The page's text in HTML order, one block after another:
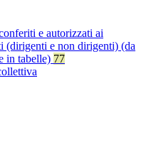
e autorizzati ai
(dirigenti e non dirigenti) (da
in tabelle) 77